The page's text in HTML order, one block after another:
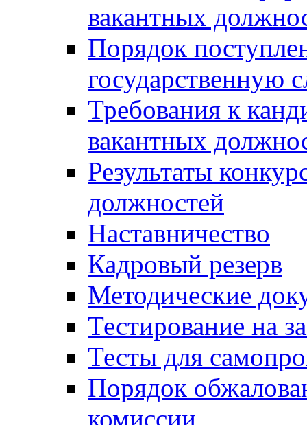
вакантных
Порядок
государственную
Требования к
вакантных
Результаты
должностей
Наставничество
Кадровый резерв
Методические
Тестирование на
Тесты для
Порядок
комиссии